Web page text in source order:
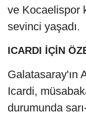
ve Kocaelispor
sevinci yaşadı.
ICARDI İÇİN
Galatasaray'ın
Icardi,
durumunda